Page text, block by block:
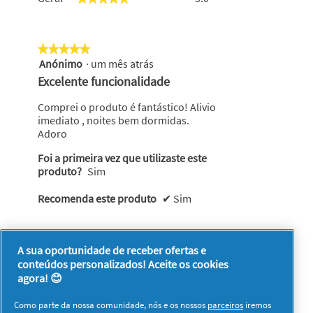
5.
★★★★★
★★★★★
5
em
5
Anónimo · um mês atrás
Excelente funcionalidade
Comprei o produto é fantástico! Alivio
imediato , noites bem dormidas.
Adoro
Foi a primeira vez que utilizaste este
produto? Sim
Recomenda este produto ✔ Sim
Foi útil?
Sim ·0 Não ·0 Denunciar
A sua oportunidade de receber ofertas e
conteúdos personalizados! Aceite os cookies
agora! 😊
Como parte da nossa comunidade, nós e os nossos parceiros iremos